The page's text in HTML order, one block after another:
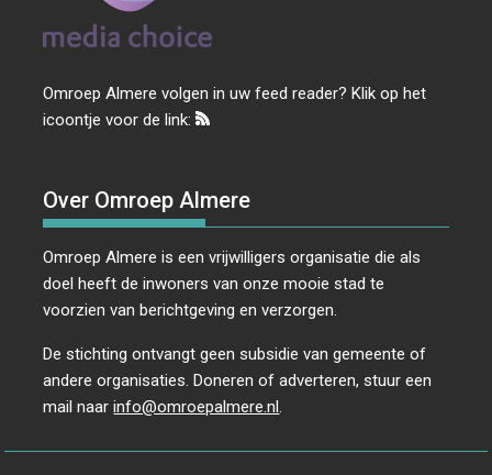
Omroep Almere volgen in uw feed reader? Klik op het
icoontje voor de link:
Over Omroep Almere
Omroep Almere is een vrijwilligers organisatie die als
doel heeft de inwoners van onze mooie stad te
voorzien van berichtgeving en verzorgen.
De stichting ontvangt geen subsidie van gemeente of
andere organisaties. Doneren of adverteren, stuur een
mail naarinfo@omroepalmere.nl.